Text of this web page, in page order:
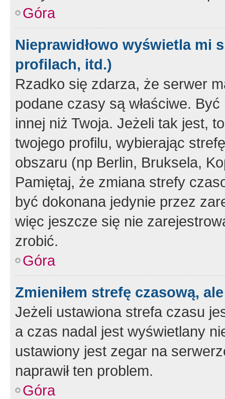
Góra
Nieprawidłowo wyświetla mi
profilach, itd.)
Rzadko się zdarza, że serwer
podane czasy są właściwe.
innej niż Twoja. Jeżeli tak jest,
twojego profilu, wybierając
obszaru (np Berlin, Bruksela,
Pamiętaj, że zmiana strefy
być dokonana jedynie przez
więc jeszcze się nie
zrobić.
Góra
Zmieniłem strefę czasową,
Jeżeli ustawiona strefa czasu
a czas nadal jest wyświetlany
ustawiony jest zegar na
naprawił ten problem.
Góra